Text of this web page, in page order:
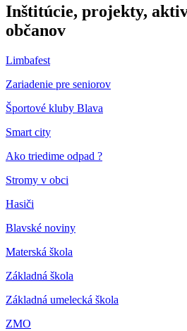
Inštitúcie, projekty,
občanov
Limbafest
Zariadenie pre seniorov
Športové kluby Blava
Smart city
Ako triedime odpad ?
Stromy v obci
Hasiči
Blavské noviny
Materská škola
Základná škola
Základná umelecká škola
ZMO